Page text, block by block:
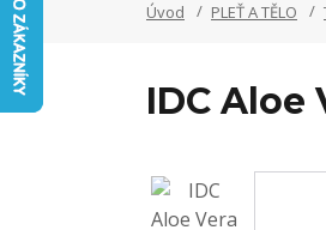
Úvod PLEŤ A TĚLO
IDC